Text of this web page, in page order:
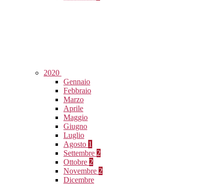
2020
Gennaio
Febbraio
Marzo
Aprile
Maggio
Giugno
Luglio
Agosto 1
Settembre 2
Ottobre 2
Novembre 2
Dicembre